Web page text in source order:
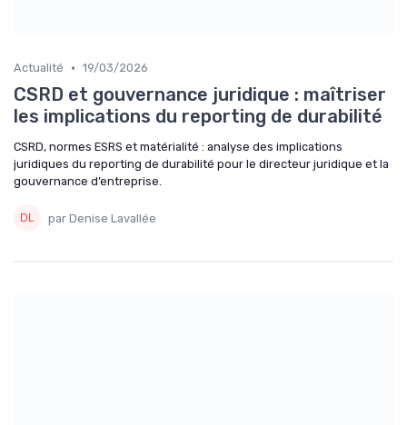
Actualité • 19/03/2026
CSRD et gouvernance juridique : maîtriser
les implications du reporting de durabilité
CSRD, normes ESRS et matérialité : analyse des implications
juridiques du reporting de durabilité pour le directeur juridique et la
gouvernance d’entreprise.
par Denise Lavallée